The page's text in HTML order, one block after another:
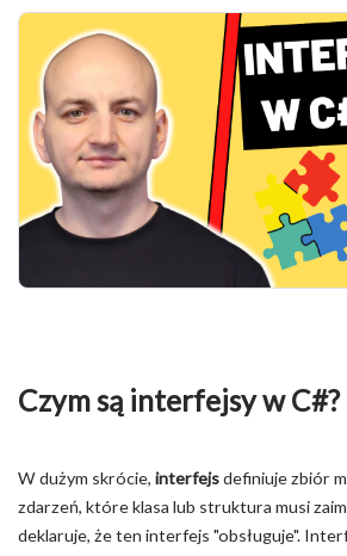
Czym są interfejsy w C#?
W dużym skrócie, interfejsdefiniuje zbiór
zdarzeń, które klasa lub struktura musi
deklaruje, że ten interfejs "obsługuje".